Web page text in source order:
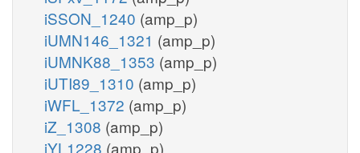
iSSON_1240 (amp_p)
iUMN146_1321 (amp_p)
iUMNK88_1353 (amp_p)
iUTI89_1310 (amp_p)
iWFL_1372 (amp_p)
iZ_1308 (amp_p)
iYL1228 (amp_p)